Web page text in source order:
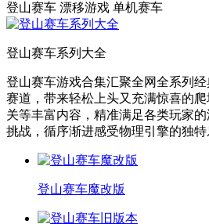
登山赛车 漂移游戏 单机赛车
登山赛车系列大全
登山赛车游戏合集汇聚全网全系列
赛道，带来轻松上头又充满惊喜的
关等丰富内容，精准满足各类玩家
挑战，循序渐进感受物理引擎的独特
登山赛车魔改版